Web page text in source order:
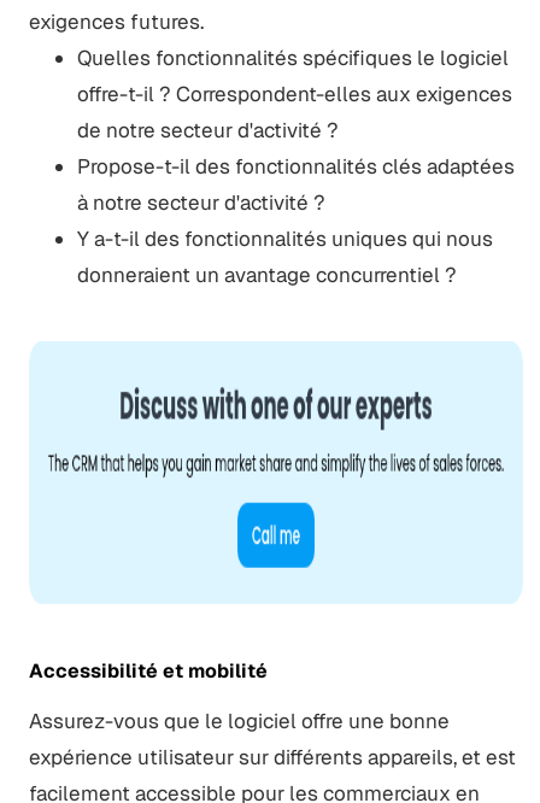
exigences futures.
Quelles fonctionnalités spécifiques le logiciel
offre-t-il ? Correspondent-elles aux exigences
de notre secteur d'activité ?
Propose-t-il des fonctionnalités clés adaptées
à notre secteur d'activité ?
Y a-t-il des fonctionnalités uniques qui nous
donneraient un avantage concurrentiel ?
Accessibilité et mobilité
Assurez-vous que le logiciel offre une bonne
expérience utilisateur sur différents appareils, et est
facilement accessible pour les commerciaux en